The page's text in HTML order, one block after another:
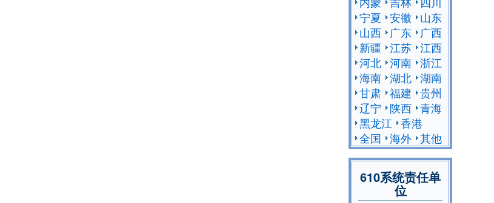
宁夏 安徽
山东
山西
广东
广西
新疆 江苏 江西
河北 河南 浙江
海南 湖北 湖南
甘肃 福建 贵州
辽宁
陕西 青海
黑龙江 香港
全国 海外 其他
610系统责任单
位